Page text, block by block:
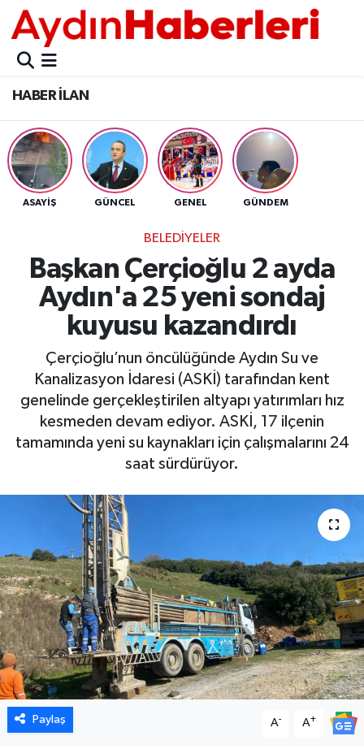
HABER İLAN
ASAYİŞ GÜNCEL GENEL GÜNDEM
BELEDİYELER
Başkan Çerçioğlu 2 ayda
Aydın'a 25 yeni sondaj
kuyusu kazandırdı
Çerçioğlu’nun öncülüğünde Aydın Su ve
Kanalizasyon İdaresi (ASKİ) tarafından kent
genelinde gerçekleştirilen altyapı yatırımları hız
kesmeden devam ediyor. ASKİ, 17 ilçenin
tamamında yeni su kaynakları için çalışmalarını 24
saat sürdürüyor.
Paylaş A- A+
GÜNCEL
POLİTİKA
BELEDİYELER
ASAYİŞ
BÜLTEN
ÇEVRE
DIŞ
DÜNYA
EKOLOJİ VE ÇEVRE
BİLİM VE TEKNOLOJİ
GENEL
GÜNDEM
HABERDE İNSAN
KÜLTÜR SANAT
Aydın Nöbetçi Eczaneler
Aydın Hava Durumu
Aydin Namaz Vakitleri
Aydın Trafik Yoğunluk Haritası
Tüm Manşetler
Son Dakika Haberleri
Haber Arşivi